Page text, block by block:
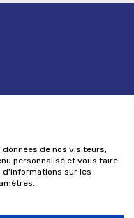
30000 NÎMES -
jours ouvrés
22
données de nos visiteurs,
personnalisé et vous faire
d'informations sur les